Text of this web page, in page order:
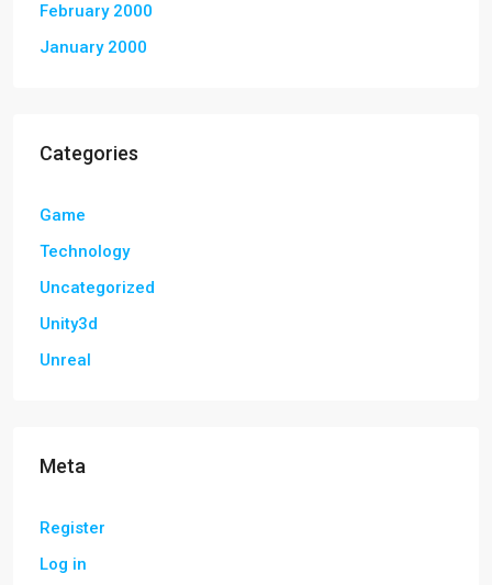
February 2000
January 2000
Categories
Game
Technology
Uncategorized
Unity3d
Unreal
Meta
Register
Log in